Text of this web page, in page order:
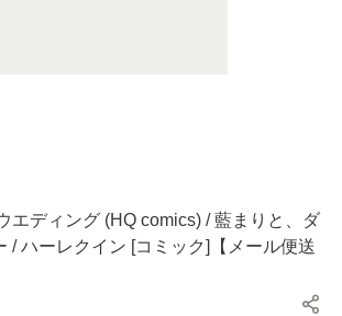
エディング (HQ comics) / 藍まりと、ダ
/ ハーレクイン [コミック]【メール便送